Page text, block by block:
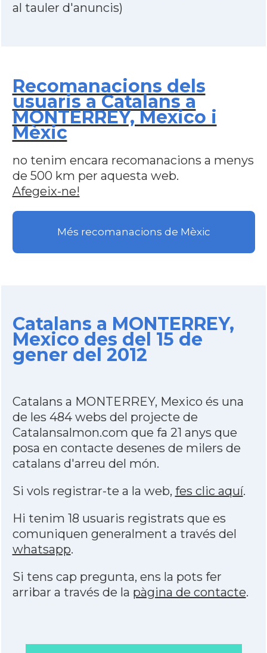
al tauler d'anuncis)
Recomanacions dels
usuaris a Catalans a
MONTERREY, Mexico i
Mèxic
no tenim encara recomanacions a menys
de 500 km per aquesta web.
Afegeix-ne!
Més recomanacions de Mèxic
Catalans a MONTERREY,
Mexico des del 15 de
gener del 2012
Catalans a MONTERREY, Mexico és una
de les 484 webs del projecte de
Catalansalmon.com que fa 21 anys que
posa en contacte desenes de milers de
catalans d'arreu del món.
Si vols registrar-te a la web, fes clic aquí.
Hi tenim 18 usuaris registrats que es
comuniquen generalment a través del
whatsapp.
Si tens cap pregunta, ens la pots fer
arribar a través de la pàgina de contacte.